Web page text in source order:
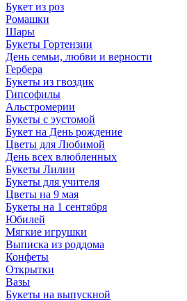
Букет из роз
Ромашки
Шары
Букеты Гортензии
День семьи, любви и верности
Гербера
Букеты из гвоздик
Гипсофилы
Альстромерии
Букеты с эустомой
Букет на День рождение
Цветы для Любимой
День всех влюбленных
Букеты Лилии
Букеты для учителя
Цветы на 9 мая
Букеты на 1 сентября
Юбилей
Мягкие игрушки
Выписка из роддома
Конфеты
Открытки
Вазы
Букеты на выпускной